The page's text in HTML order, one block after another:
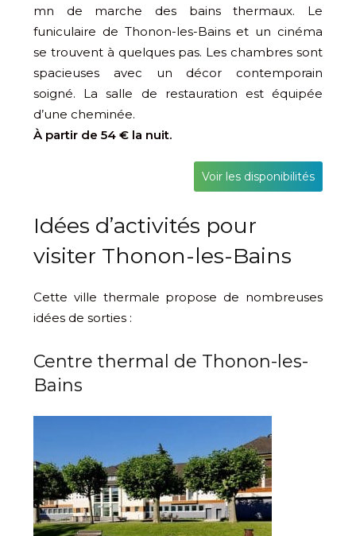
mn de marche des bains thermaux. Le
funiculaire de Thonon-les-Bains et un cinéma
se trouvent à quelques pas. Les chambres sont
spacieuses avec un décor contemporain
soigné. La salle de restauration est équipée
d’une cheminée.
À partir de 54 € la nuit.
Voir les disponibilités
Idées d’activités pour
visiter Thonon-les-Bains
Cette ville thermale propose de nombreuses
idées de sorties :
Centre thermal de Thonon-les-
Bains